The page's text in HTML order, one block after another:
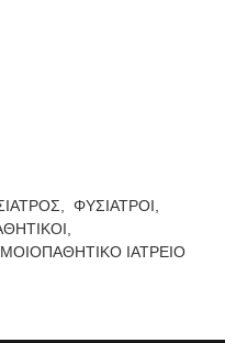
ΦΥΣΙΑΤΡΟΙ,
ΙΑΤΡΕΙΟ